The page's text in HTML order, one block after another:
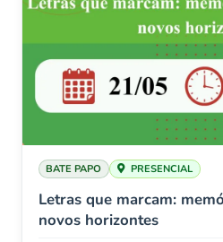
BATE PAPO PRESENCIAL
Letras que marcam:
novos horizontes